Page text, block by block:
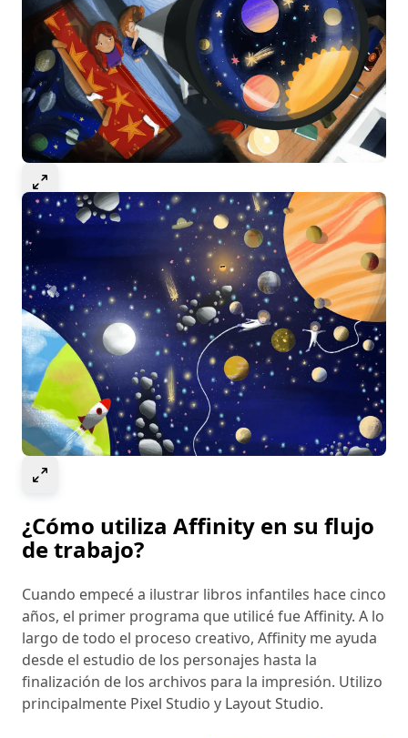
¿Cómo utiliza Affinity en su flujo
de trabajo?
Cuando empecé a ilustrar libros infantiles hace cinco
años, el primer programa que utilicé fue Affinity. A lo
largo de todo el proceso creativo, Affinity me ayuda
desde el estudio de los personajes hasta la
finalización de los archivos para la impresión. Utilizo
principalmente Pixel Studio y Layout Studio.